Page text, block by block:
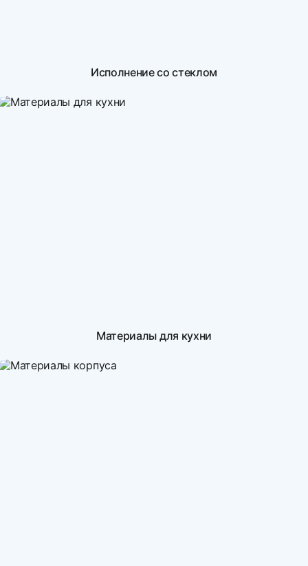
Исполнение со стеклом
Материалы для кухни